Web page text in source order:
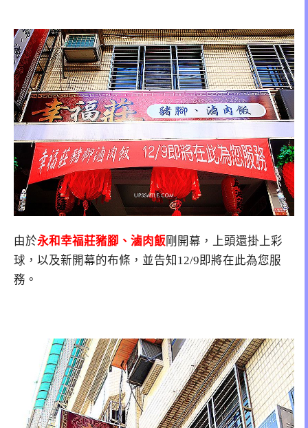
由於永和幸福莊豬腳、滷肉飯 剛開幕，上頭還掛上彩
球，以及新開幕的布條，並告知12/9即將在此為您服
務。